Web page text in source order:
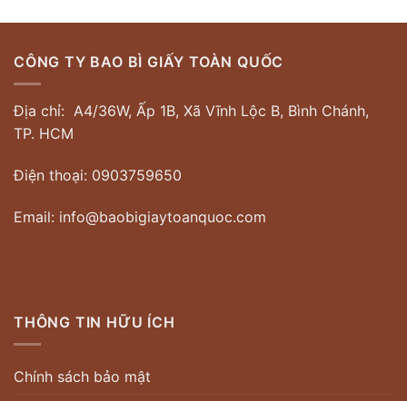
CÔNG TY BAO BÌ GIẤY TOÀN QUỐC
Địa chỉ: A4/36W, Ấp 1B, Xã Vĩnh Lộc B, Bình Chánh,
TP. HCM
Điện thoại: 0903759650
Email: info@baobigiaytoanquoc.com
THÔNG TIN HỮU ÍCH
Chính sách bảo mật